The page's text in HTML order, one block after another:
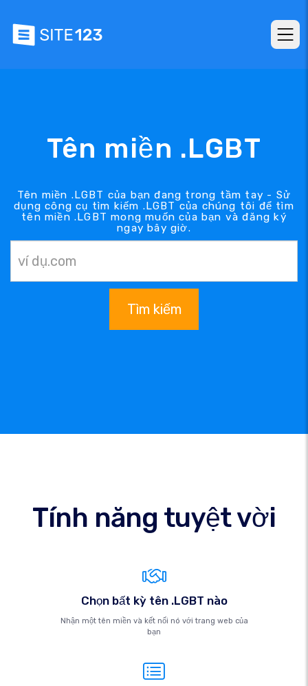
Tên miền .LGBT
Tên miền .LGBT của bạn đang trong tầm tay - Sử
dụng công cụ tìm kiếm .LGBT của chúng tôi để tìm
tên miền .LGBT mong muốn của bạn và đăng ký
ngay bây giờ.
Tìm kiếm
Tính năng tuyệt vời
Chọn bất kỳ tên .LGBT nào
Nhận một tên miền và kết nối nó với trang web của
bạn